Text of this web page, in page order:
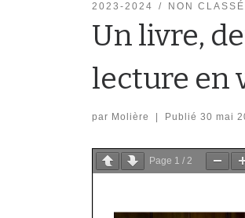
2023-2024 NON CLASSÉ
Un livre,
lecture en
par Molière Publié 30 mai
Page 1 / 2